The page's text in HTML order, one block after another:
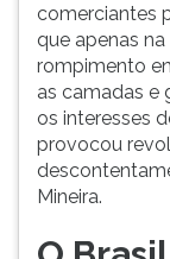
comerciantes
que apenas
rompimento
as camadas e
os interesses
provocou
Mineira.